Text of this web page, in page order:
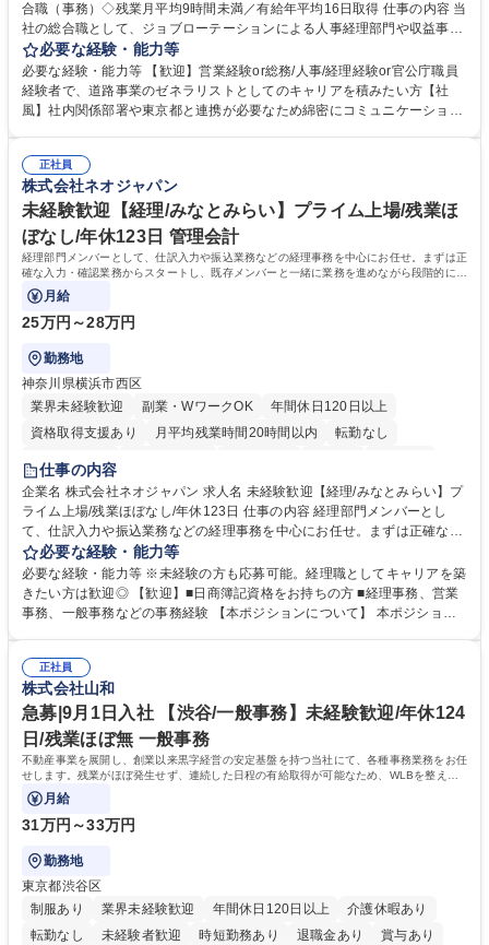
合職（事務）◇残業月平均9時間未満／有給年平均16日取得 仕事の内容 当
社の総合職として、ジョブローテーションによる人事経理部門や収益事業
等のフロント部門の部署等幅広い部署での業務をお任せいたします。研修
制度やキャリア支援が充実しております！ ※下記業務詳細 【業務詳細】■
管理部門：広報、人事、経理など当公社の運営に係る管理業務 ■収益部
門：駐車場の新規開拓、管理運営、新宿駅西口広場の「イベントコーナ
道路施設や道路工事現場の見学ツアー事業 ※入社後は上記いずれかの部門
へ配属。※業務内容変更の範囲：会社の定める業務 募集職種 【都庁グル
ープ】総合職（事務）◇残業月平均9時間未満／有給年平均16日取得
必要な経験・能力等
必要な経験・能力等 【歓迎】営業経験or総務/人事/経理経験or官公庁職員
経験者で、道路事業のゼネラリストとしてのキャリアを積みたい方【社
風】社内関係部署や東京都と連携が必要なため綿密にコミュニケーション
部門など多岐に渡る業務を経験できます。 ■様々なプロジェクト：駐車場
事業の他、新宿駅西口広場内に設置された照明を兼ねた広告「ブライトサ
イン」の管理運営を行うなど、事業収益を生み出す活動を積極的に行って
います。 学歴・資格 学歴：大学院 大学 高専 短大 専修学校 高校 語学力：
資格：
正社員
株式会社ネオジャパン
未経験歓迎【経理/みなとみらい】プライム上場/残業ほ
ぼなし/年休123日 管理会計
経理部門メンバーとして、仕訳入力や振込業務などの経理事務を中心にお任せ。まずは正
確な入力・確認業務からスタートし、既存メンバーと一緒に業務を進めながら段階的に経
理知識を身につけていただきます。
月給
25万円～28万円
勤務地
神奈川県横浜市西区
業界未経験歓迎
副業・WワークOK
年間休日120日以上
資格取得支援あり
月平均残業時間20時間以内
転勤なし
未経験者歓迎
完全週休2日制
交通費支給 駅近5分以内 土日祝休み
服装自由
寮・社宅あり
仕事の内容
企業名 株式会社ネオジャパン 求人名 未経験歓迎【経理/みなとみらい】プ
ライム上場/残業ほぼなし/年休123日 仕事の内容 経理部門メンバーとし
て、仕訳入力や振込業務などの経理事務を中心にお任せ。まずは正確な入
力・確認業務からスタートし、既存メンバーと一緒に業務を進めながら段
階的に経理知識を身につけていただきます。 【具体的には】 ■社内稟議に
基づく仕訳入力 ■月末の振込業務 ■明細作成 ■伝票処理、記帳業務 ■既存
メンバーの業務サポート 【将来的には】 ■月次決算補助 ■四半期・年次決
想定です。 募集職種 未経験歓迎【経理/みなとみらい】プライム上場/残業
ほぼなし/年休123日
必要な経験・能力等
必要な経験・能力等 ※未経験の方も応募可能。経理職としてキャリアを築
きたい方は歓迎◎ 【歓迎】■日商簿記資格をお持ちの方 ■経理事務、営業
事務、一般事務などの事務経験 【本ポジションについて】 本ポジション
当し、3～5年をかけて月次決算・四半期決算・開示資料作成補助などへス
テップアップできます。また、残業は通常月ほぼなく、決算月でも10時間
未満のため、無理なく経理として専門性を身につけられる環境です。 学
歴・資格 学歴：大学院 大学 高専 短大 専修学校 高校 語学力： 資格：日商
簿記検定1級 日商簿記検定2級
正社員
株式会社山和
急募|9月1日入社 【渋谷/一般事務】未経験歓迎/年休124
日/残業ほぼ無 一般事務
不動産事業を展開し、創業以来黒字経営の安定基盤を持つ当社にて、各種事務業務をお任
せします。残業がほぼ発生せず、連続した日程の有給取得が可能なため、WLBを整えた
い方にお勧めの環境です！
月給
31万円～33万円
勤務地
東京都渋谷区
制服あり
業界未経験歓迎 年間休日120日以上
介護休暇あり
転勤なし
未経験者歓迎 時短勤務あり 退職金あり 賞与あり